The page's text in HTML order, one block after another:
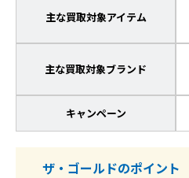
主な買取対象アイテム
主な買取対象ブランド
キャンペーン
ザ・ゴールドのポイント